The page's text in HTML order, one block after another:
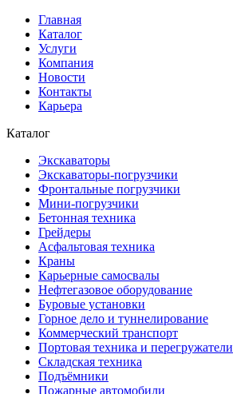
Главная
Каталог
Услуги
Компания
Новости
Контакты
Карьера
Каталог
Экскаваторы
Экскаваторы-погрузчики
Фронтальные погрузчики
Мини-погрузчики
Бетонная техника
Грейдеры
Асфальтовая техника
Краны
Карьерные самосвалы
Нефтегазовое оборудование
Буровые установки
Горное дело и туннелирование
Коммерческий транспорт
Портовая техника и перегружатели
Складская техника
Подъёмники
Пожарные автомобили